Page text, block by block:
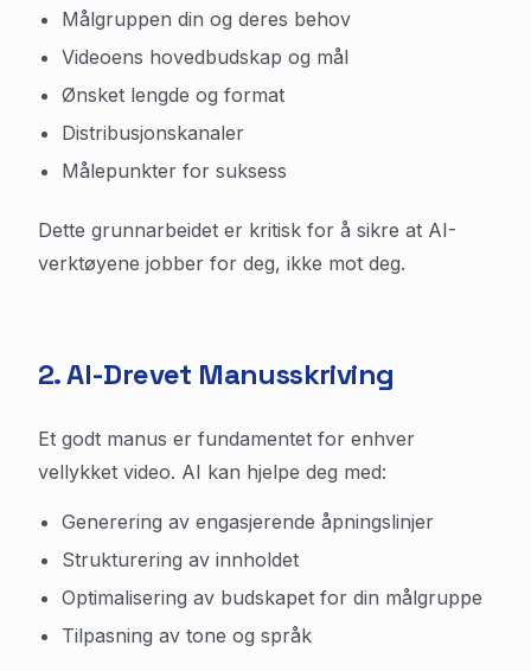
Målgruppen din og deres behov
Videoens hovedbudskap og mål
Ønsket lengde og format
Distribusjonskanaler
Målepunkter for suksess
Dette grunnarbeidet er kritisk for å sikre at AI-
verktøyene jobber for deg, ikke mot deg.
2. AI-Drevet Manusskriving
Et godt manus er fundamentet for enhver
vellykket video. AI kan hjelpe deg med:
Generering av engasjerende åpningslinjer
Strukturering av innholdet
Optimalisering av budskapet for din målgruppe
Tilpasning av tone og språk